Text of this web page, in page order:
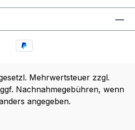
Mehrwertsteuer zzgl.
Nachnahmegebühren, wenn
angegeben.